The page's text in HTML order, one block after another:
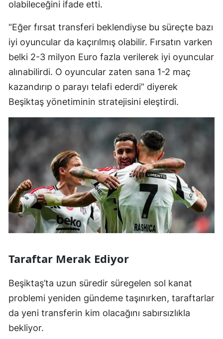
olabileceğini ifade etti.
“Eğer fırsat transferi beklendiyse bu süreçte bazı
iyi oyuncular da kaçırılmış olabilir. Fırsatın varken
belki 2-3 milyon Euro fazla verilerek iyi oyuncular
alınabilirdi. O oyuncular zaten sana 1-2 maç
kazandırıp o parayı telafi ederdi” diyerek
Beşiktaş yönetiminin stratejisini eleştirdi.
Taraftar Merak Ediyor
Beşiktaş’ta uzun süredir süregelen sol kanat
problemi yeniden gündeme taşınırken, taraftarlar
da yeni transferin kim olacağını sabırsızlıkla
bekliyor.